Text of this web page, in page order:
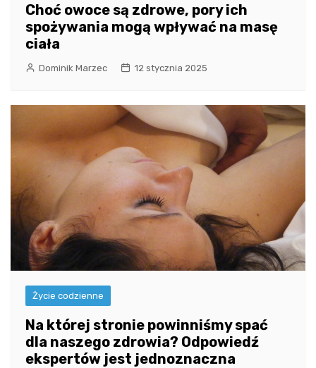
Choć owoce są zdrowe, pory ich
spożywania mogą wpływać na masę
ciała
Dominik Marzec 12 stycznia 2025
Życie codzienne
Na której stronie powinniśmy spać
dla naszego zdrowia? Odpowiedź
ekspertów jest jednoznaczna